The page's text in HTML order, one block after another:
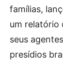
famílias,
um relatório
seus
presídios